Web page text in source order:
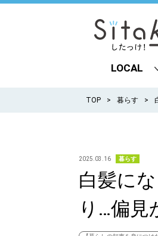
LOCAL
all
道北
道南
道東
TOP 暮らす
2025.03.16 暮らす
白髪に
り…偏見